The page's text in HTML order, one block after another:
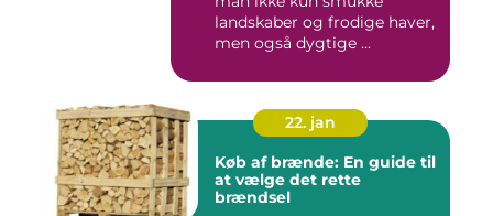
landskaber og frodige haver,
men også dygtige ...
22. jan
Køb af brænde: En guide til
at vælge det rette
brændsel